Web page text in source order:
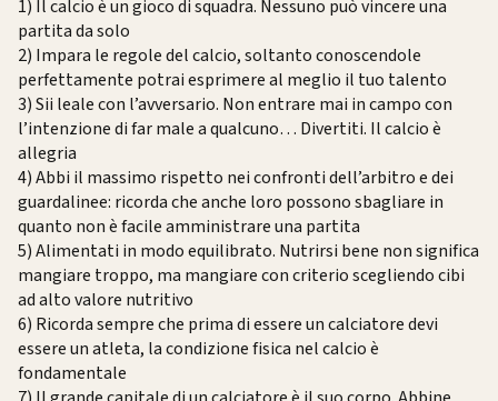
1) Il calcio è un gioco di squadra. Nessuno può vincere una
partita da solo
2) Impara le regole del calcio, soltanto conoscendole
perfettamente potrai esprimere al meglio il tuo talento
3) Sii leale con l’avversario. Non entrare mai in campo con
l’intenzione di far male a qualcuno… Divertiti. Il calcio è
allegria
4) Abbi il massimo rispetto nei confronti dell’arbitro e dei
guardalinee: ricorda che anche loro possono sbagliare in
quanto non è facile amministrare una partita
5) Alimentati in modo equilibrato. Nutrirsi bene non significa
mangiare troppo, ma mangiare con criterio scegliendo cibi
ad alto valore nutritivo
6) Ricorda sempre che prima di essere un calciatore devi
essere un atleta, la condizione fisica nel calcio è
fondamentale